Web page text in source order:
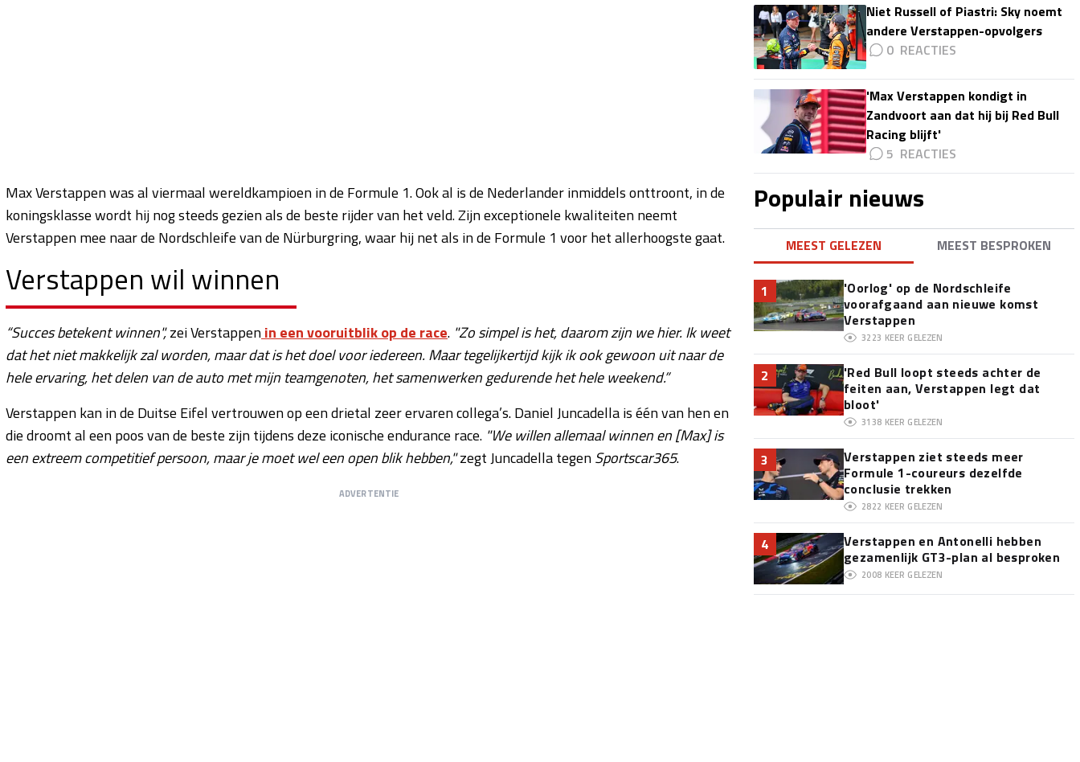
Max Verstappen was al viermaal wereldkampioen in de Formule 1. Ook al is de Nederlander inmiddels onttroont, in de
koningsklasse wordt hij nog steeds gezien als de beste rijder van het veld. Zijn exceptionele kwaliteiten neemt
Verstappen mee naar de Nordschleife van de Nürburgring, waar hij net als in de Formule 1 voor het allerhoogste gaat.
Verstappen wil winnen
“Succes betekent winnen",zei Verstappenin een vooruitblik op de race. "Zo simpel is het, daarom zijn we hier. Ik weet
dat het niet makkelijk zal worden, maar dat is het doel voor iedereen. Maar tegelijkertijd kijk ik ook gewoon uit naar de
hele ervaring, het delen van de auto met mijn teamgenoten, het samenwerken gedurende het hele weekend.”
Verstappen kan in de Duitse Eifel vertrouwen op een drietal zeer ervaren collega’s. Daniel Juncadella is één van hen en
die droomt al een poos van de beste zijn tijdens deze iconische endurance race. "We willen allemaal winnen en [Max] is
een extreem competitief persoon, maar je moet wel een open blik hebben,"zegt Juncadella tegenSportscar365.
ADVERTENTIE
Niet Russell of Piastri: Sky noemt
andere Verstappen-opvolgers
0
'Max Verstappen kondigt in
Zandvoort aan dat hij bij Red Bull
Racing blijft'
5
Populair nieuws
MEEST GELEZEN MEEST BESPROKEN
1
'Oorlog' op de Nordschleife
voorafgaand aan nieuwe komst
Verstappen
3223 KEER GELEZEN
2
'Red Bull loopt steeds achter de
feiten aan, Verstappen legt dat
bloot'
3138 KEER GELEZEN
3
Verstappen ziet steeds meer
Formule 1-coureurs dezelfde
conclusie trekken
2822 KEER GELEZEN
4
Verstappen en Antonelli hebben
gezamenlijk GT3-plan al besproken
2008 KEER GELEZEN